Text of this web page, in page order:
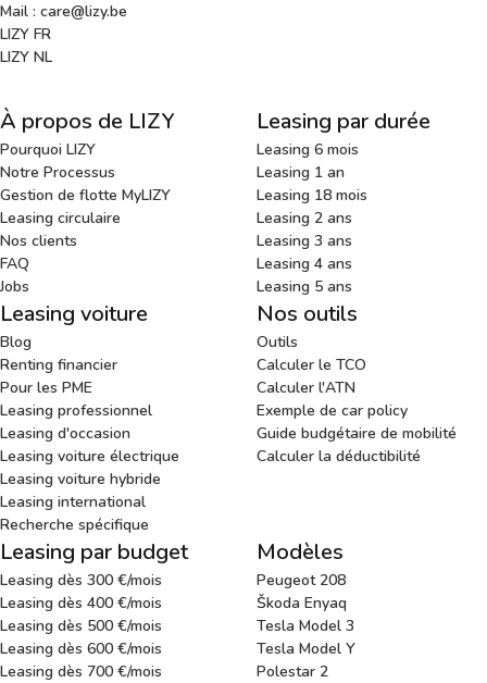
Mail : care@lizy.be
LIZY FR
LIZY NL
À propos de LIZY
Pourquoi LIZY
Notre Processus
Gestion de flotte MyLIZY
Leasing circulaire
Nos clients
FAQ
Jobs
Leasing par durée
Leasing 6 mois
Leasing 1 an
Leasing 18 mois
Leasing 2 ans
Leasing 3 ans
Leasing 4 ans
Leasing 5 ans
Leasing voiture
Blog
Renting financier
Pour les PME
Leasing professionnel
Leasing d'occasion
Leasing voiture électrique
Leasing voiture hybride
Leasing international
Recherche spécifique
Nos outils
Outils
Calculer le TCO
Calculer l'ATN
Exemple de car policy
Guide budgétaire de mobilité
Calculer la déductibilité
Leasing par budget
Leasing dès 300 €/mois
Leasing dès 400 €/mois
Leasing dès 500 €/mois
Leasing dès 600 €/mois
Leasing dès 700 €/mois
Modèles
Peugeot 208
Škoda Enyaq
Tesla Model 3
Tesla Model Y
Polestar 2